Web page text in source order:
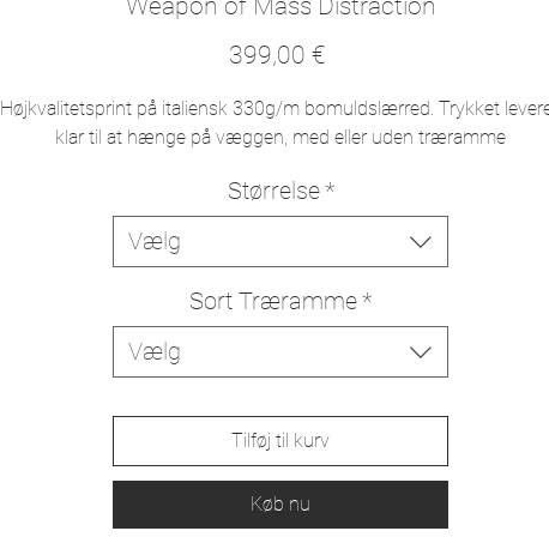
Weapon of Mass Distraction
399,00 €
Højkvalitetsprint på italiensk 330g/m bomuldslærred. Trykket
klar til at hænge på væggen, med eller uden træramme
Størrelse*
Vælg
Sort Træramme*
Vælg
Tilføj til kurv
Køb nu